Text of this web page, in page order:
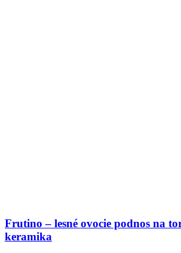
Frutino – lesné ovocie podnos na
keramika